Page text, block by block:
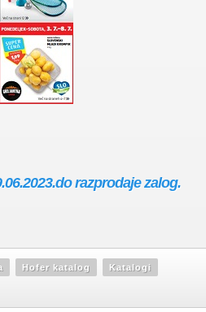
razprodaje zalog.
Hofer katalog Katalogi